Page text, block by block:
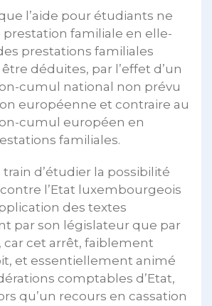
l’aide pour étudiants ne
prestation familiale en elle-
prestations familiales
déduites, par l’effet d’un
cumul national non prévu
européenne et contraire au
cumul européen en
familiales.
train d’étudier la possibilité
l’Etat luxembourgeois
des textes
par son législateur que par
car cet arrêt, faiblement
et essentiellement animé
comptables d’Etat,
qu’un recours en cassation